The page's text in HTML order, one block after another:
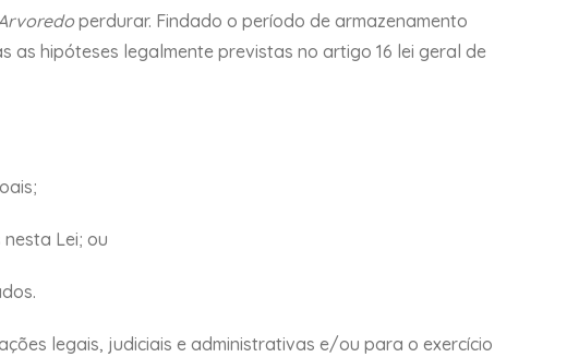
perdurar. Findado o período de armazenamento
as hipóteses legalmente previstas no artigo 16 lei geral de
Lei; ou
legais, judiciais e administrativas e/ou para o exercício